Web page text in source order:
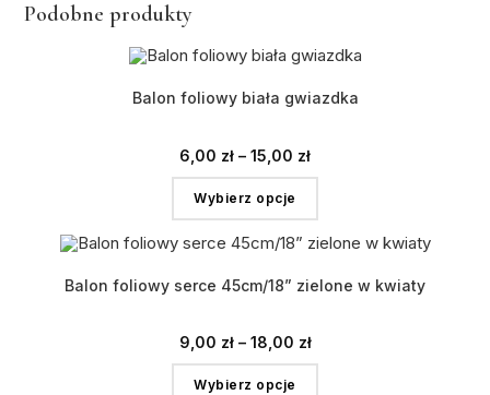
Podobne produkty
Balon foliowy biała gwiazdka
6,00 zł – 15,00 zł
Wybierz opcje
Balon foliowy serce 45cm/18” zielone w kwiaty
9,00 zł – 18,00 zł
Wybierz opcje